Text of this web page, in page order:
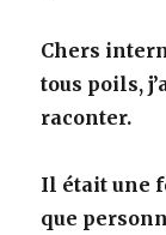
Chers
tous poils,
raconter.
Il était une
que